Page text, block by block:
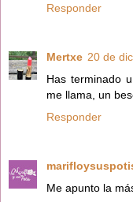
Responder
Mertxe 20 de
Has terminado
me llama, un
Responder
Me apunto la